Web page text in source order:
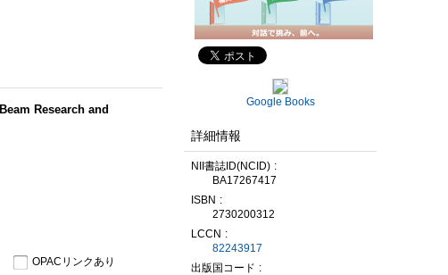
Research and
OPACリンクあり
Google Books
詳細情報
NII書誌ID(NCID)
BA17267417
ISBN
2730200312
LCCN
82243917
出版国コード